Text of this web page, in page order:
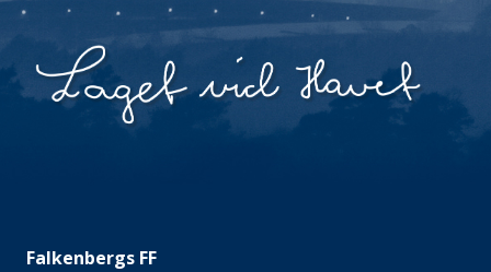
Falkenbergs FF